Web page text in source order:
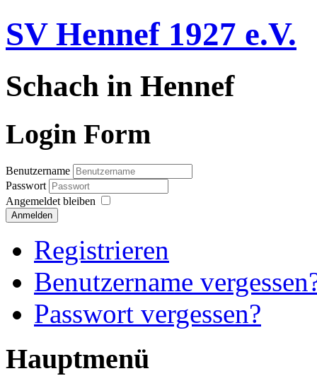
SV Hennef 1927 e.V.
Schach in Hennef
Login Form
Benutzername
Passwort
Angemeldet bleiben
Anmelden
Registrieren
Benutzername
Passwort vergessen?
Hauptmenü